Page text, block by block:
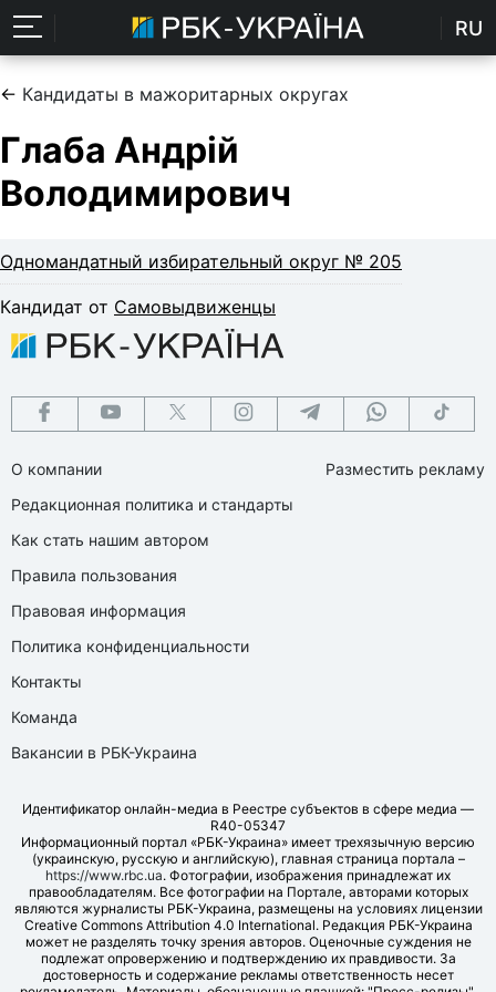
RU
← Кандидаты в мажоритарных округах
Глаба Андрій
Володимирович
Одномандатный избирательный округ № 205
Кандидат от Самовыдвиженцы
О компании
Редакционная политика и стандарты
Как стать нашим автором
Правила пользования
Правовая информация
Политика конфиденциальности
Контакты
Команда
Вакансии в РБК-Украина
Разместить рекламу
Идентификатор онлайн-медиа в Реестре субъектов в сфере медиа —
R40-05347
Информационный портал «РБК-Украина» имеет трехязычную версию
(украинскую, русскую и английскую), главная страница портала –
https://www.rbc.ua. Фотографии, изображения принадлежат их
правообладателям. Все фотографии на Портале, авторами которых
являются журналисты РБК-Украина, размещены на условиях лицензии
Creative Commons Attribution 4.0 International. Редакция РБК-Украина
может не разделять точку зрения авторов. Оценочные суждения не
подлежат опровержению и подтверждению их правдивости. За
достоверность и содержание рекламы ответственность несет